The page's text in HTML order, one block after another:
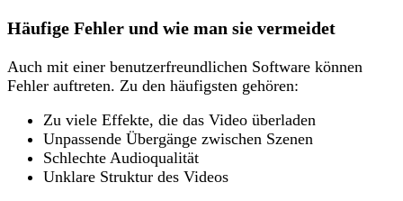
Häufige Fehler und wie man sie vermeidet
Auch mit einer benutzerfreundlichen Software können
Fehler auftreten. Zu den häufigsten gehören:
Zu viele Effekte, die das Video überladen
Unpassende Übergänge zwischen Szenen
Schlechte Audioqualität
Unklare Struktur des Videos